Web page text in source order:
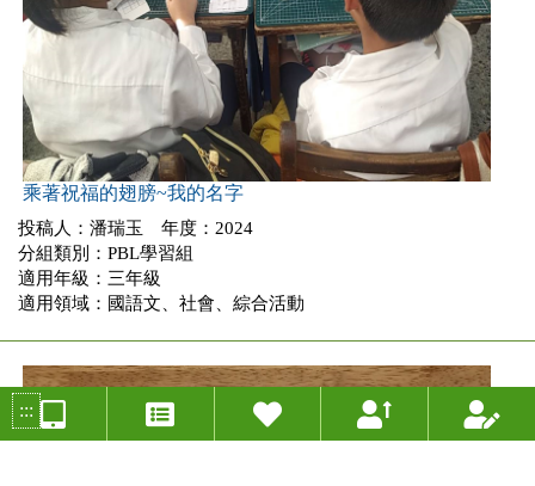
乘著祝福的翅膀~我的名字
投稿人：潘瑞玉 年度：2024
分組類別：PBL學習組
適用年級：三年級
適用領域：國語文、社會、綜合活動
:::